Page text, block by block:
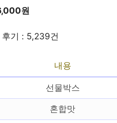
원
기 : 5,239건
내용
선물박스
혼합맛